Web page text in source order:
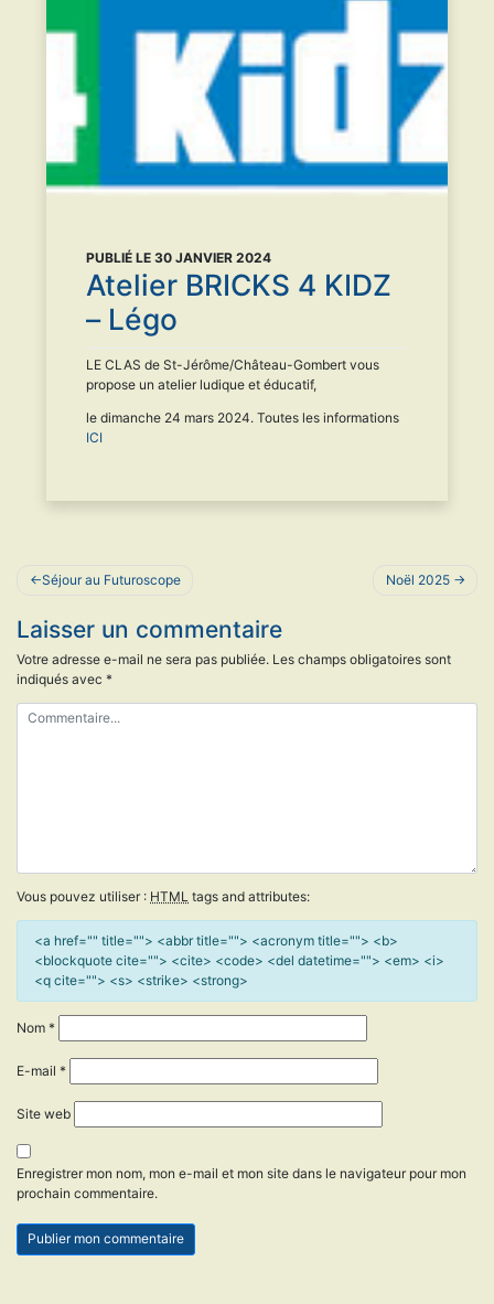
PUBLIÉ LE 30 JANVIER 2024
Atelier BRICKS 4 KIDZ
– Légo
LE CLAS de St-Jérôme/Château-Gombert vous
propose un atelier ludique et éducatif,
le dimanche 24 mars 2024. Toutes les informations
ICI
Navigation
l’article
Séjour au Futuroscope Noël 2025
Laisser un commentaire
Votre adresse e-mail ne sera pas publiée. Les champs obligatoires sont
indiqués avec *
Vous pouvez utiliser : HTML tags and attributes:
<a href="" title=""> <abbr title=""> <acronym title=""> <b>
<blockquote cite=""> <cite> <code> <del datetime=""> <em> <i>
<q cite=""> <s> <strike> <strong>
Nom *
E-mail *
Site web
Enregistrer mon nom, mon e-mail et mon site dans le navigateur pour mon
prochain commentaire.